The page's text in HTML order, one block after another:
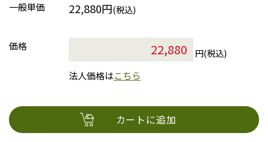
一般単価
22,880円(税込)
価格
円(税込)
法人価格はこちら
カートに追加